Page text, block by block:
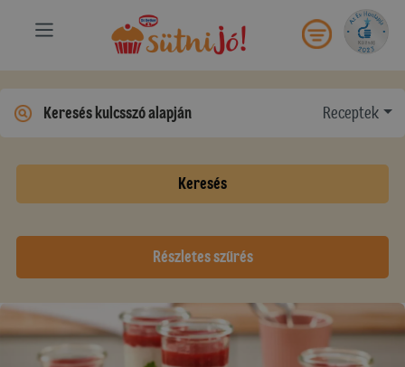
Receptek
Keresés
Részletes szűrés